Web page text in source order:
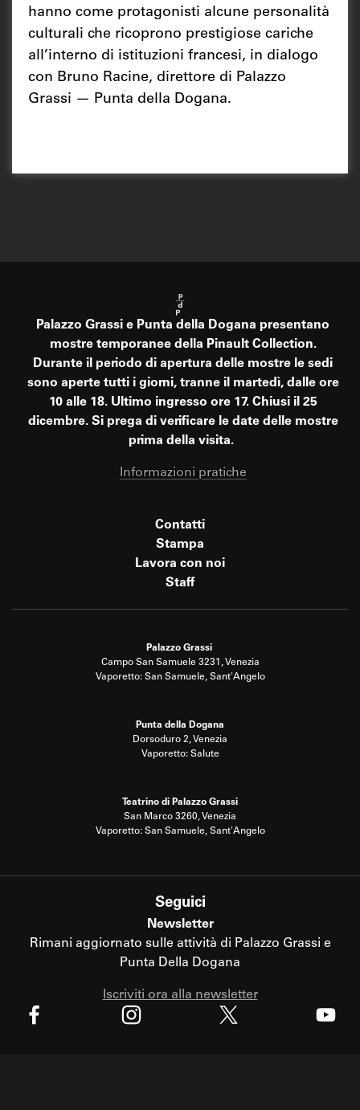
hanno come protagonisti alcune personalità
culturali che ricoprono prestigiose cariche
all’interno di istituzioni francesi, in dialogo
con Bruno Racine, direttore di Palazzo
Grassi — Punta della Dogana.
Palazzo Grassi e Punta della Dogana presentano
mostre temporanee della Pinault Collection.
Durante il periodo di apertura delle mostre le sedi
sono aperte tutti i giorni, tranne il martedì, dalle ore
10 alle 18. Ultimo ingresso ore 17. Chiusi il 25
dicembre. Si prega di verificare le date delle mostre
prima della visita.
Informazioni pratiche
Contatti
Stampa
Lavora con noi
Staff
Palazzo Grassi
Campo San Samuele 3231, Venezia
Vaporetto: San Samuele, Sant'Angelo
Punta della Dogana
Dorsoduro 2, Venezia
Vaporetto: Salute
Teatrino di Palazzo Grassi
San Marco 3260, Venezia
Vaporetto: San Samuele, Sant'Angelo
Seguici
Newsletter
Rimani aggiornato sulle attività di Palazzo Grassi e
Punta Della Dogana
Iscriviti ora alla newsletter